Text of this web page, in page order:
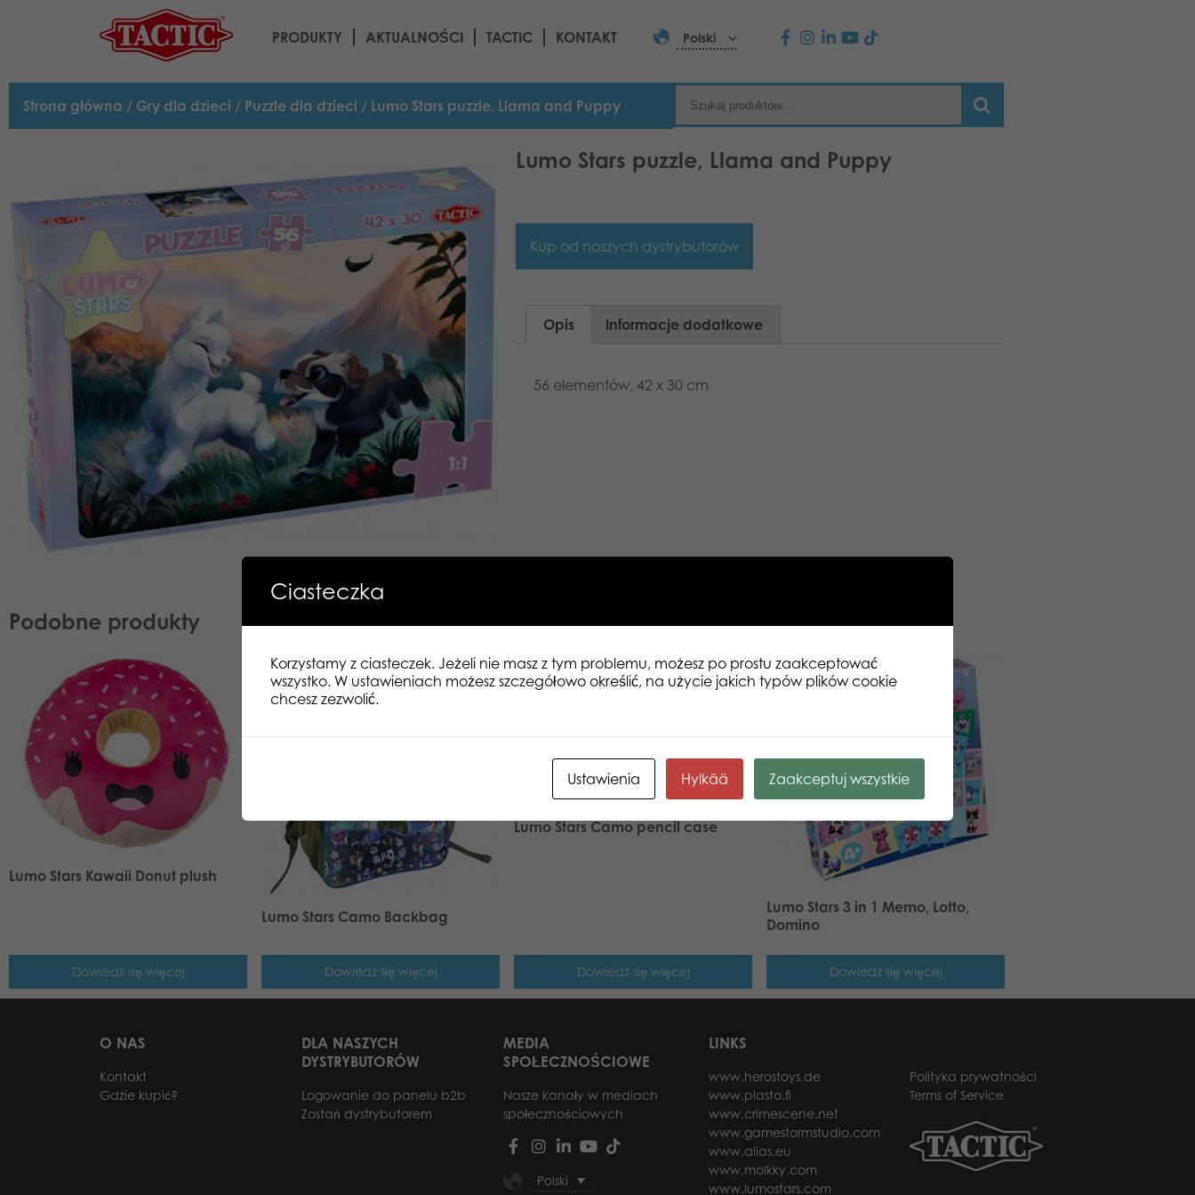
PRODUKTY AKTUALNOŚCI TACTIC KONTAKT Polski
Strona główna / Gry dla dzieci / Puzzle dla dzieci / Lumo Stars puzzle, Llama and Puppy
Lumo Stars puzzle, Llama and Puppy
Kup od naszych dystrybutorów
Opis Informacje dodatkowe
56 elementów, 42 x 30 cm
Podobne produkty
Lumo Stars Kawaii Donut plush
Dowiedz się więcej
Lumo Stars Camo Backbag
Dowiedz się więcej
Lumo Stars Camo pencil case
Dowiedz się więcej
Lumo Stars 3 in 1 Memo, Lotto,
Domino
Dowiedz się więcej
O NAS
Kontakt
Gdzie kupić?
DLA NASZYCH
DYSTRYBUTORÓW
Logowanie do panelu b2b
Zostań dystrybutorem
MEDIA
SPOŁECZNOŚCIOWE
Nasze kanały w mediach
społecznościowych
Polski
LINKS
www.herostoys.de
www.plasto.fi
www.crimescene.net
www.gamestormstudio.com
www.alias.eu
www.molkky.com
www.lumostars.com
Polityka prywatności
Terms of Service
Ciasteczka
Korzystamy z ciasteczek. Jeżeli nie masz z tym problemu, możesz po prostu zaakceptować
wszystko. W ustawieniach możesz szczegółowo określić, na użycie jakich typów plików cookie
chcesz zezwolić.
Ustawienia Hylkää Zaakceptuj wszystkie